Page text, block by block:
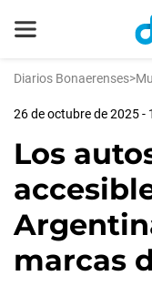
Diarios Bonaerenses>
26 de octubre de 2025 -
Los
marcas